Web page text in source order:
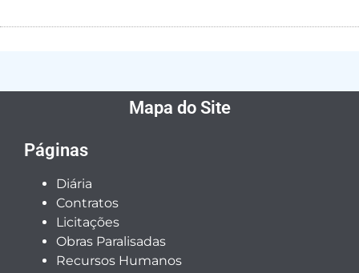
Mapa do Site
Páginas
Diária
Contratos
Licitações
Obras Paralisadas
Recursos Humanos